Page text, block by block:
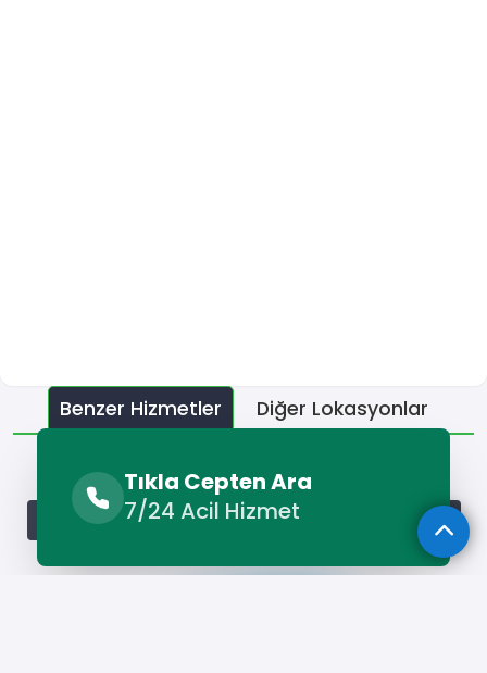
Tıkla Cepten Ara
7/24 Acil Hizmet
Benzer Hizmetler Diğer Lokasyonlar
Benzer Hizmetler
Yahşihan Fotoğrafçı Yahşihan Organizasyon Şirketi